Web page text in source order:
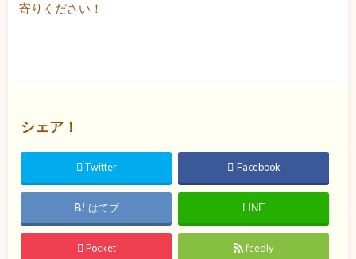
寄りください！
シェア！
Twitter Facebook
はてブ LINE
Pocket feedly